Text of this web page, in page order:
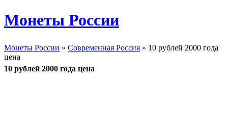
Монеты России
Монеты России » Современная Россия » 10 рублей 2000 года
цена
10 рублей 2000 года цена